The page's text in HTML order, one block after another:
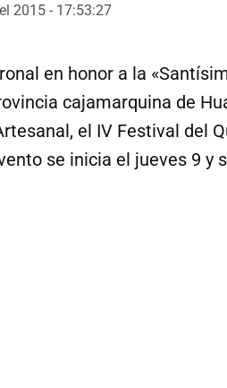
2015 - 17:53:27
en honor a la
cajamarquina de
el IV Festival del
se inicia el jueves 9 y